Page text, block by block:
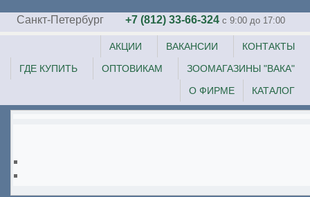
Санкт-Петербург +7 (812) 33-66-324 c 9:00 до 17:00
КОНТАКТЫ
ВАКАНСИИ
АКЦИИ
ЗООМАГАЗИНЫ "ВАКА"
ОПТОВИКАМ
ГДЕ КУПИТЬ
КАТАЛОГ
О ФИРМЕ